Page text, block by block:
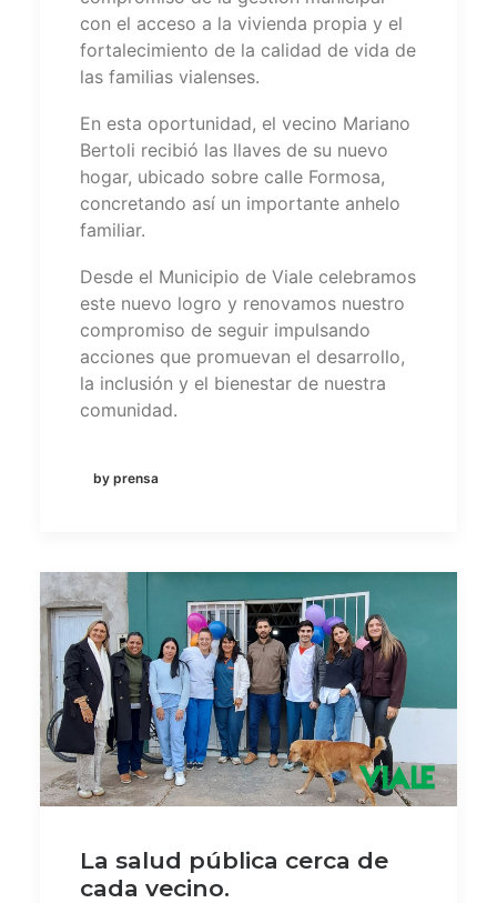
con el acceso a la vivienda propia y el
fortalecimiento de la calidad de vida de
las familias vialenses.
En esta oportunidad, el vecino Mariano
Bertoli recibió las llaves de su nuevo
hogar, ubicado sobre calle Formosa,
concretando así un importante anhelo
familiar.
Desde el Municipio de Viale celebramos
este nuevo logro y renovamos nuestro
compromiso de seguir impulsando
acciones que promuevan el desarrollo,
la inclusión y el bienestar de nuestra
comunidad.
by prensa
La salud pública cerca de
cada vecino.